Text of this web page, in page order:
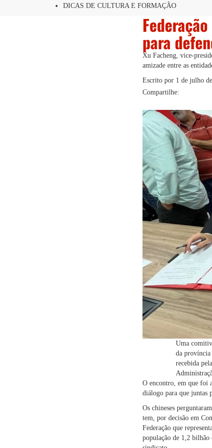
DICAS DE CULTURA E FORMAÇÃO
para
Xu Facheng, vice-
amizade entre as
Escrito por 1 de julho
Compartilhe:
Uma
da província
recebida
O encontro, em que foi
diálogo para que juntas
Os chineses
tem, por decisão em
Federação que
população de 1,2 bilhão